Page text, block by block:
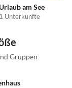
Urlaub am See
1 Unterkünfte
Gruppen